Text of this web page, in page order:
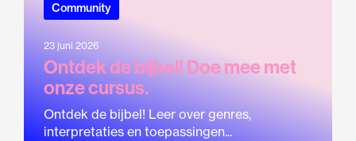
Community
23 juni 2026
Ontdek de bijbel! Doe mee met
onze cursus.
Ontdek de bijbel! Leer over genres,
interpretaties en toepassingen...